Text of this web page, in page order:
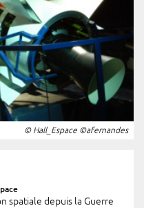
© Hall_Espace ©afernandes
spatiale depuis la Guerre